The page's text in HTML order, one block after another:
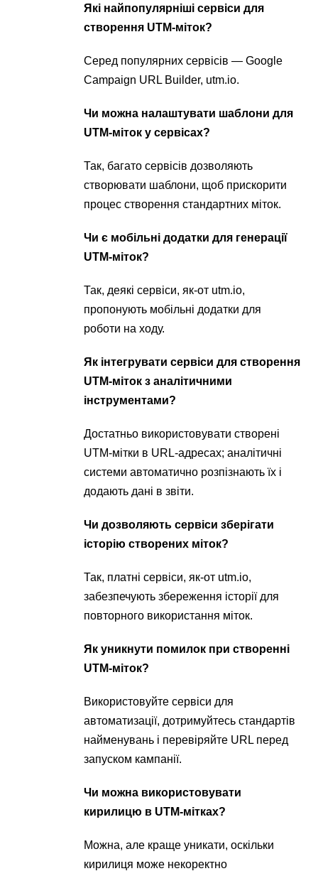
Які найпопулярніші сервіси для
створення UTM-міток?
Серед популярних сервісів — Google
Campaign URL Builder, utm.io.
Чи можна налаштувати шаблони для
UTM-міток у сервісах?
Так, багато сервісів дозволяють
створювати шаблони, щоб прискорити
процес створення стандартних міток.
Чи є мобільні додатки для генерації
UTM-міток?
Так, деякі сервіси, як-от utm.io,
пропонують мобільні додатки для
роботи на ходу.
Як інтегрувати сервіси для створення
UTM-міток з аналітичними
інструментами?
Достатньо використовувати створені
UTM-мітки в URL-адресах; аналітичні
системи автоматично розпізнають їх і
додають дані в звіти.
Чи дозволяють сервіси зберігати
історію створених міток?
Так, платні сервіси, як-от utm.io,
забезпечують збереження історії для
повторного використання міток.
Як уникнути помилок при створенні
UTM-міток?
Використовуйте сервіси для
автоматизації, дотримуйтесь стандартів
найменувань і перевіряйте URL перед
запуском кампанії.
Чи можна використовувати
кирилицю в UTM-мітках?
Можна, але краще уникати, оскільки
кирилиця може некоректно